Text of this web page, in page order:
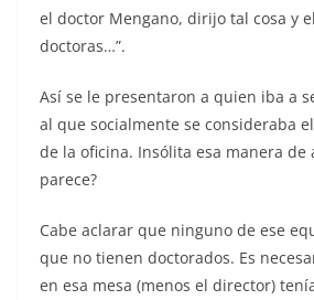
el doctor Mengano, dirijo tal cosa y
doctoras…”.
Así se le presentaron a quien iba a
al que socialmente se consideraba
de la oficina. Insólita esa manera de
parece?
Cabe aclarar que ninguno de ese
que no tienen doctorados. Es
en esa mesa (menos el director)